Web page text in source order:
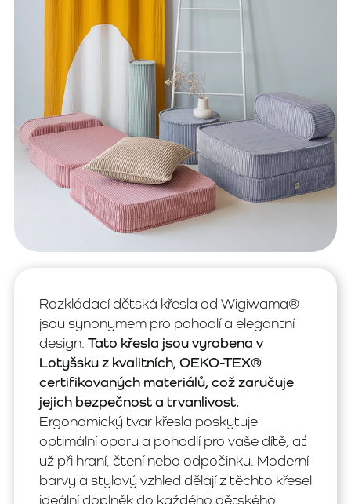
Rozkládací dětská křesla od Wigiwama®
jsou synonymem pro pohodlí a elegantní
design. Tato křesla jsou vyrobena v
Lotyšsku z kvalitních, OEKO-TEX®
certifikovaných materiálů, což zaručuje
jejich bezpečnost a trvanlivost.
Ergonomický tvar křesla poskytuje
optimální oporu a pohodlí pro vaše dítě, ať
už při hraní, čtení nebo odpočinku. Moderní
barvy a stylový vzhled dělají z těchto křesel
ideální doplněk do každého dětského